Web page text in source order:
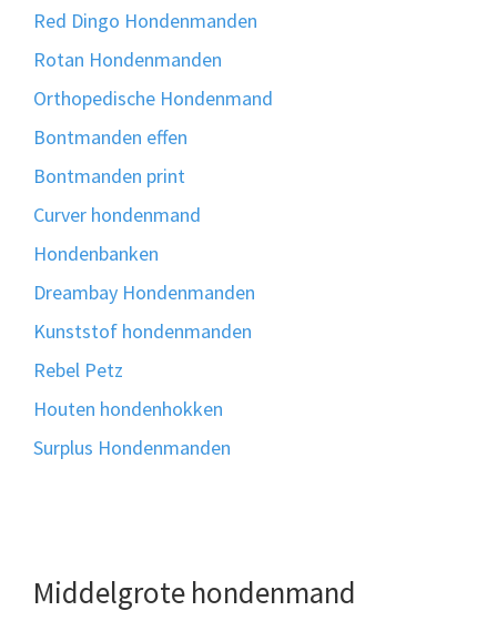
Red Dingo Hondenmanden
Rotan Hondenmanden
Orthopedische Hondenmand
Bontmanden effen
Bontmanden print
Curver hondenmand
Hondenbanken
Dreambay Hondenmanden
Kunststof hondenmanden
Rebel Petz
Houten hondenhokken
Surplus Hondenmanden
Middelgrote hondenmand